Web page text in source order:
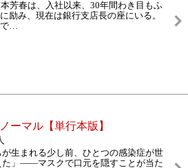
芳春は、入社以来、30年間わき目もふ
励み、現在は銀行支店長の座にいる。
…
ーマル【単行本版】
が生まれる少し前、ひとつの感染症が世
た」――マスクで口元を隠すことが当た